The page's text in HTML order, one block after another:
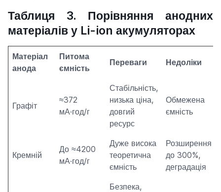
Таблиця 3. Порівняння анодних
матеріалів у Li-ion акумуляторах
Матеріал
анода
Питома
ємність
Переваги Недоліки
Графіт
≈372
мА·год/г
Стабільність,
низька ціна,
довгий
ресурс
Обмежена
ємність
Кремній
До ≈4200
мА·год/г
Дуже висока
теоретична
ємність
Розширення
до 300%,
деградація
Безпека,